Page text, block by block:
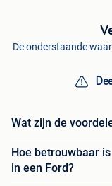
De onderstaande
Wat zijn de
Hoe betrouwbaar
in een Ford?